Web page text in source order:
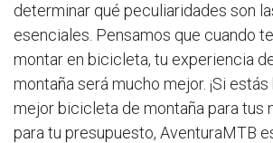
determinar qué peculiaridades son
esenciales. Pensamos que cuando
montar en bicicleta, tu experiencia
montaña será mucho mejor. ¡Si
mejor bicicleta de montaña para tus
para tu presupuesto, AventuraMTB